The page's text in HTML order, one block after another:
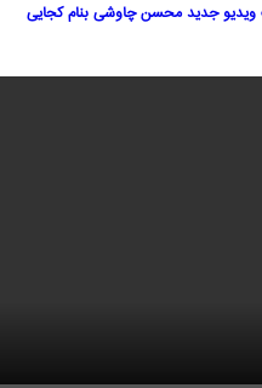
ویدیو جدید محسن چاوشی بنام کجایی